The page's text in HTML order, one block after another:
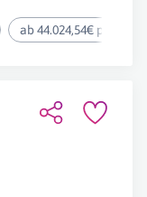
ab 44.024,54€ pro Jahr